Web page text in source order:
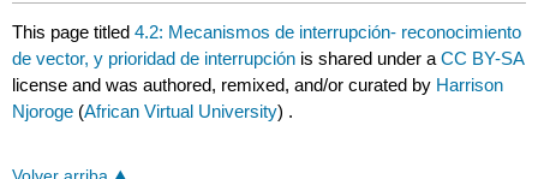
This page titled4.2: Mecanismos de interrupción- reconocimiento
de vector, y prioridad de interrupción is shared under aCC BY-SA
license and was authored, remixed, and/or curated by Harrison
Njoroge (African Virtual University) .